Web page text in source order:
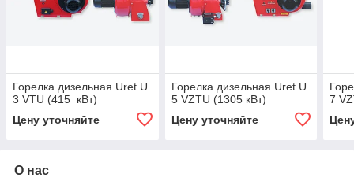
Горелка дизельная Uret U
3 VTU (415 кВт)
Цену уточняйте
Горелка дизельная Uret U
5 VZTU (1305 кВт)
Цену уточняйте
7
О нас